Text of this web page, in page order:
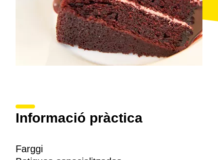
Informació pràctica
Farggi